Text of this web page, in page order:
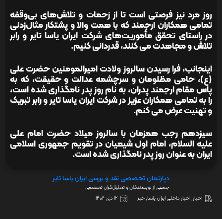
روز مرد نیز فرصتی است تا از زحمات و تلاش‌های بی‌وقفه
تمامی همکاران ارجمند که با همت والا و پشتکار مثال‌زدنی
در راستای تحقق مأموریت‌های شرکت ایران یاسا تایر و رابر
تلاش و مجاهدت می کنند، قدردانی کنیم.
اینجانب، فرا رسیدن سالروز ولادت امیرالمومنین حضرت علی
(ع)، حامی مظلومان و سرچشمه عدالت و حقیقت، که به
پاس مقام ارجمند پدران، به نام روز پدر نامگذاری شده است،
را به تمامی همکاران عزیز در شرکت ایران یاسا تایر و رابر تبریک
و تهنیت عرض می کنم.
سیزدهم رجب همزمان با سالروز میلاد حضرت امام علی
علیه السلام، امام اول شیعیان در تقویم جمهوری اسلامی
ایران به عنوان روز پدر نامگذاری شده است.
دپارتمان تخصصی نقد و بررسی ایران یاسا تایر
جمعی از نویسندگان و تحلیل‌گران تخصصی
اخبار,اخبار داخلی ایران یاسا,خبر 12 دی 1404